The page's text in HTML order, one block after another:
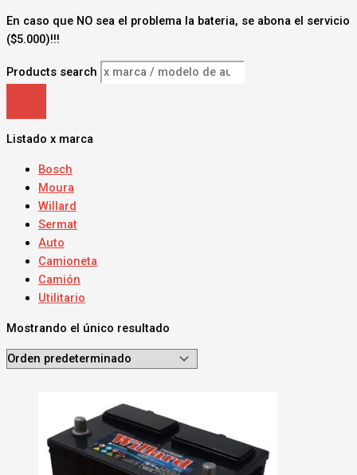
En caso que NO sea el problema la bateria, se abona el servicio
($5.000)!!!
Products search
Listado x marca
Bosch
Moura
Willard
Sermat
Auto
Camioneta
Camión
Utilitario
Mostrando el único resultado